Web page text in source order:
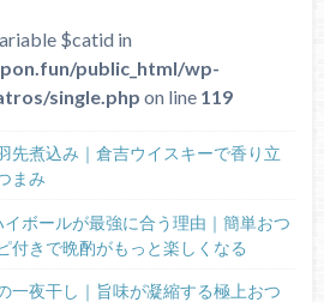
$catid in
public_html/wp-
single.php on line 119
先煮込み｜倉吉ウイスキーで香り立
まみ
ボールが最強に合う理由｜簡単おつ
付きで晩酌がもっと楽しくなる
一夜干し｜旨味が凝縮する極上おつ